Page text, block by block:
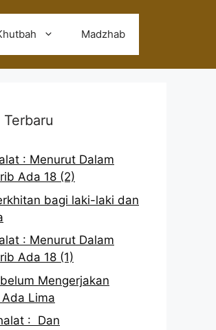
Madzhab
: Menurut Dalam
Ada 18 (2)
bagi laki-laki dan
: Menurut Dalam
Ada 18 (1)
Mengerjakan
Lima
: Dan